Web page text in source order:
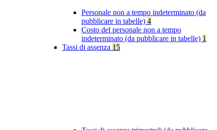
Personale non a tempo indeterminato (da
pubblicare in tabelle) 4
Costo del personale non a tempo
indeterminato (da pubblicare in tabelle) 1
Tassi di assenza 15